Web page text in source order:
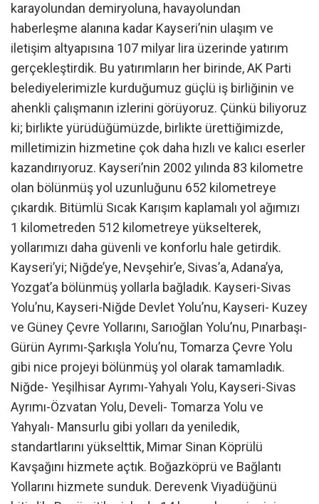
karayolundan demiryoluna, havayolundan
haberleşme alanına kadar Kayseri’nin ulaşım ve
iletişim altyapısına 107 milyar lira üzerinde yatırım
gerçekleştirdik. Bu yatırımların her birinde, AK Parti
belediyelerimizle kurduğumuz güçlü iş birliğinin ve
ahenkli çalışmanın izlerini görüyoruz. Çünkü biliyoruz
ki; birlikte yürüdüğümüzde, birlikte ürettiğimizde,
milletimizin hizmetine çok daha hızlı ve kalıcı eserler
kazandırıyoruz. Kayseri’nin 2002 yılında 83 kilometre
olan bölünmüş yol uzunluğunu 652 kilometreye
çıkardık. Bitümlü Sıcak Karışım kaplamalı yol ağımızı
1 kilometreden 512 kilometreye yükselterek,
yollarımızı daha güvenli ve konforlu hale getirdik.
Kayseri’yi; Niğde’ye, Nevşehir’e, Sivas’a, Adana’ya,
Yozgat’a bölünmüş yollarla bağladık. Kayseri-Sivas
Yolu’nu, Kayseri-Niğde Devlet Yolu’nu, Kayseri- Kuzey
ve Güney Çevre Yollarını, Sarıoğlan Yolu’nu, Pınarbaşı-
Gürün Ayrımı-Şarkışla Yolu’nu, Tomarza Çevre Yolu
gibi nice projeyi bölünmüş yol olarak tamamladık.
Niğde- Yeşilhisar Ayrımı-Yahyalı Yolu, Kayseri-Sivas
Ayrımı-Özvatan Yolu, Develi- Tomarza Yolu ve
Yahyalı- Mansurlu gibi yolları da yeniledik,
standartlarını yükselttik, Mimar Sinan Köprülü
Kavşağını hizmete açtık. Boğazköprü ve Bağlantı
Yollarını hizmete sunduk. Derevenk Viyadüğünü